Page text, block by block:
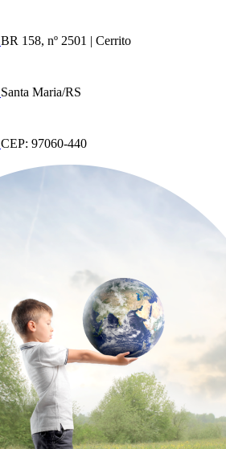
BR 158, nº 2501 | Cerrito
Santa Maria/RS
CEP: 97060-440